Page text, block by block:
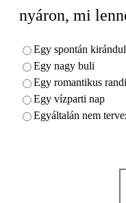
nyáron, mi
Egy spontán
Egy nagy buli
Egy romantikus randi
Egy vízparti nap
Egyáltalán nem